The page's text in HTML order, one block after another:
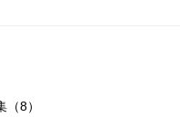
8）